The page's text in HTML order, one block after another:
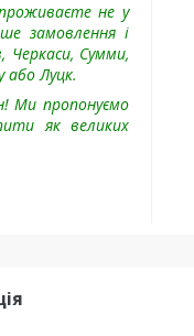
не у
замовлення і
Черкаси, Сумми,
або Луцк.
Ми пропонуємо
як великих